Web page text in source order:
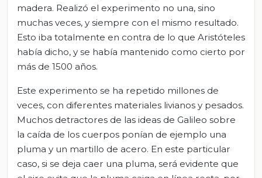
madera. Realizó el experimento no una, sino
muchas veces, y siempre con el mismo resultado.
Esto iba totalmente en contra de lo que Aristóteles
había dicho, y se había mantenido como cierto por
más de 1500 años.
Este experimento se ha repetido millones de
veces, con diferentes materiales livianos y pesados.
Muchos detractores de las ideas de Galileo sobre
la caída de los cuerpos ponían de ejemplo una
pluma y un martillo de acero. En este particular
caso, si se deja caer una pluma, será evidente que